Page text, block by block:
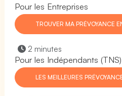
Pour les Entreprises
TROUVER MA PRÉVOYANCE
2 minutes
Pour les Indépendants (TNS)
LES MEILLEURES